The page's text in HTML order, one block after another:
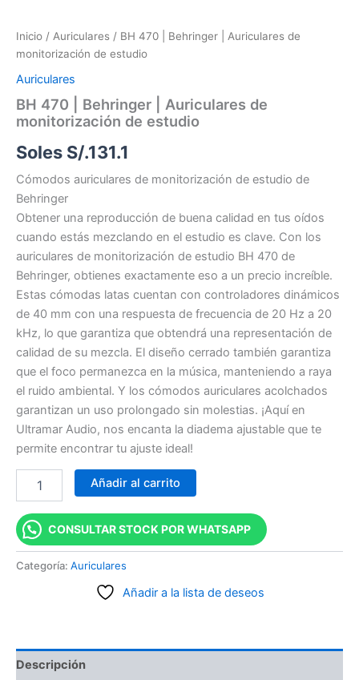
Inicio / Auriculares / BH 470 | Behringer | Auriculares de
monitorización de estudio
Auriculares
BH 470 | Behringer | Auriculares de
monitorización de estudio
Soles S/.131.1
Cómodos auriculares de monitorización de estudio de
Behringer
Obtener una reproducción de buena calidad en tus oídos
cuando estás mezclando en el estudio es clave. Con los
auriculares de monitorización de estudio BH 470 de
Behringer, obtienes exactamente eso a un precio increíble.
Estas cómodas latas cuentan con controladores dinámicos
de 40 mm con una respuesta de frecuencia de 20 Hz a 20
kHz, lo que garantiza que obtendrá una representación de
calidad de su mezcla. El diseño cerrado también garantiza
que el foco permanezca en la música, manteniendo a raya
el ruido ambiental. Y los cómodos auriculares acolchados
garantizan un uso prolongado sin molestias. ¡Aquí en
Ultramar Audio, nos encanta la diadema ajustable que te
permite encontrar tu ajuste ideal!
Añadir al carrito
CONSULTAR STOCK POR WHATSAPP
Categoría: Auriculares
Añadir a la lista de deseos
Descripción